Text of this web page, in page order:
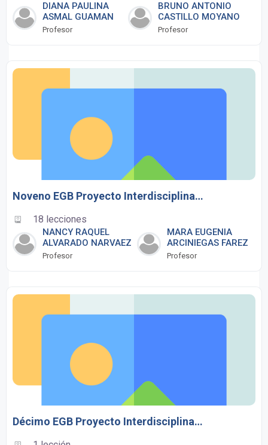
DIANA PAULINA
ASMAL GUAMAN
Profesor
BRUNO ANTONIO
CASTILLO MOYANO
Profesor
Noveno EGB Proyecto Interdisciplinario
18 lecciones
NANCY RAQUEL
ALVARADO NARVAEZ
Profesor
MARA EUGENIA
ARCINIEGAS FAREZ
Profesor
Décimo EGB Proyecto Interdisciplinario